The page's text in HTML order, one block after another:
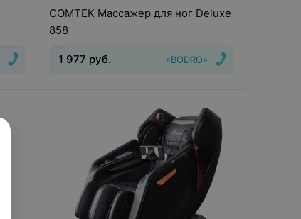
COMTEK Массажер для ног Deluxe
858
«BODRO»
1 977 руб.